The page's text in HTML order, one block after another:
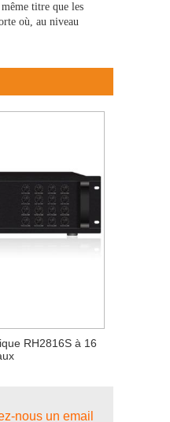
titre que les
où, au niveau
RH2816S à 16
nous un email